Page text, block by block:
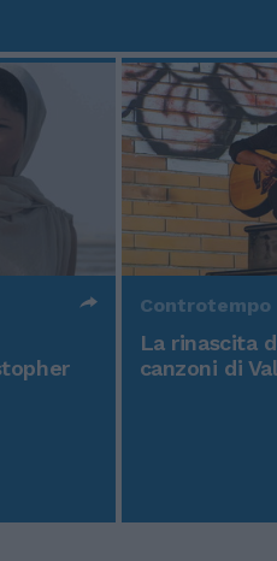
Controtempo
La rinascita
canzoni di